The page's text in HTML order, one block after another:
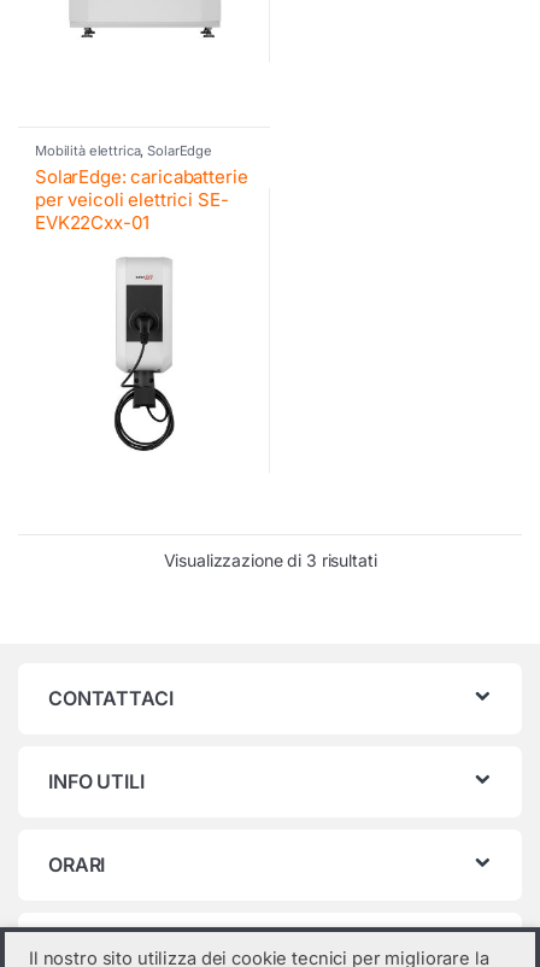
Mobilità elettrica,SolarEdge
SolarEdge: caricabatterie
per veicoli elettrici SE-
EVK22Cxx-01
Visualizzazione di 3 risultati
CONTATTACI
INFO UTILI
ORARI
Categorie prodotto
Il nostro sito utilizza dei cookie tecnici per migliorare la